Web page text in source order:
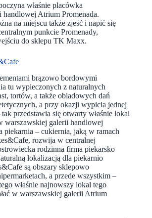
właśnie placówka
Atrium Promenada.
na miejscu także zjeść i napić się
punkcie Promenady,
do sklepu TK Maxx.
brązowo bordowymi
tu wypieczonych z naturalnych
tortów, a także obiadowych dań
a przy okazji wypicia jednej
przedstawia się otwarty właśnie lokal
warszawskiej galerii handlowej
piekarnia – cukiernia, jaką w ramach
rozwija w centralnej
rodzinna firma piekarsko
lokalizacją dla piekarnio
są obszary sklepowo
a przede wszystkim –
właśnie najnowszy lokal tego
w warszawskiej galerii Atrium